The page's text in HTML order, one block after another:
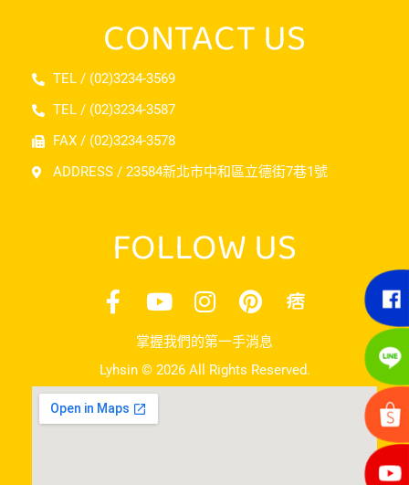
CONTACT US
TEL / (02)3234-3569
TEL / (02)3234-3587
FAX / (02)3234-3578
ADDRESS / 23584新北市中和區立德街7巷1號
FOLLOW US
掌握我們的第一手消息
Lyhsin © 2026 All Rights Reserved.